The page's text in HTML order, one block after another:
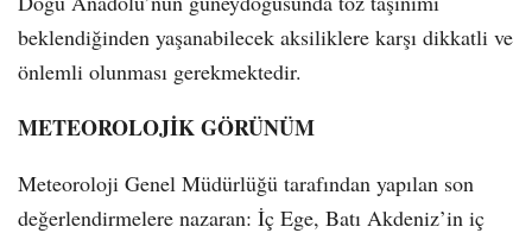
beklendiğinden yaşanabilecek aksiliklere karşı dikkatli ve
önlemli olunması gerekmektedir.
METEOROLOJİK GÖRÜNÜM
Meteoroloji Genel Müdürlüğü tarafından yapılan son
değerlendirmelere nazaran: İç Ege, Batı Akdeniz’in iç